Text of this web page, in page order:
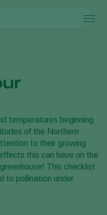
abierto
temperatures beginning
of the Northern
to their growing
this can have on the
This checklist
to pollination under